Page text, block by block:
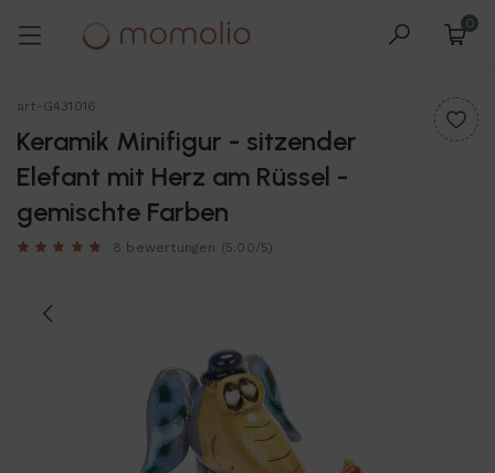
0
art-G431016
Keramik Minifigur - sitzender
Elefant mit Herz am Rüssel -
gemischte Farben
8 bewertungen (5.00/5)